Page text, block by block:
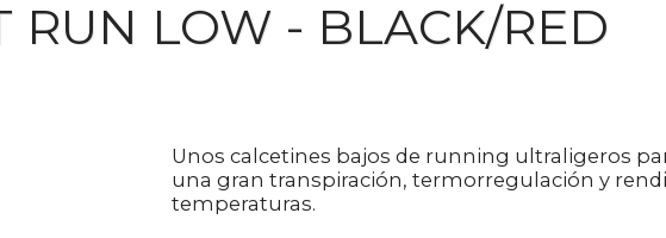
RUN LOW - BLACK/RED
Unos calcetines bajos de running ultraligeros
una gran transpiración, termorregulación y
temperaturas.